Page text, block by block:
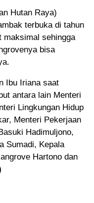
Hutan Raya)
terbuka di tahun
maksimal sehingga
bisa
Ibu Iriana saat
antara lain Menteri
Lingkungan Hidup
Menteri Pekerjaan
Hadimuljono,
Sumadi, Kepala
Hartono dan